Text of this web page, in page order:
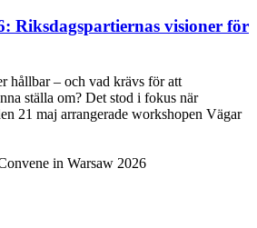
Riksdagspartiernas visioner för
hållbar – och vad krävs för att
ställa om? Det stod i fokus när
21 maj arrangerade workshopen Vägar